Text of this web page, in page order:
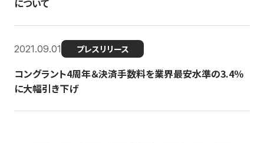
について
2021.09.01 プレスリリース
コングラント4周年＆決済手数料を業界最安水準の3.4％
に大幅引き下げ